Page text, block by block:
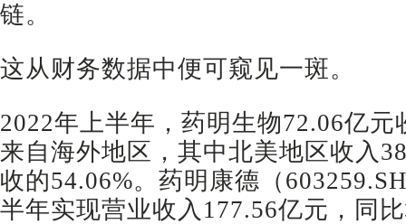
链。
这从财务数据中便可窥见一斑。
2022年上半年，药明生物72.06亿元
来自海外地区，其中北美地区收入
收的54.06%。药明康德（
半年实现营业收入177.56亿元，同